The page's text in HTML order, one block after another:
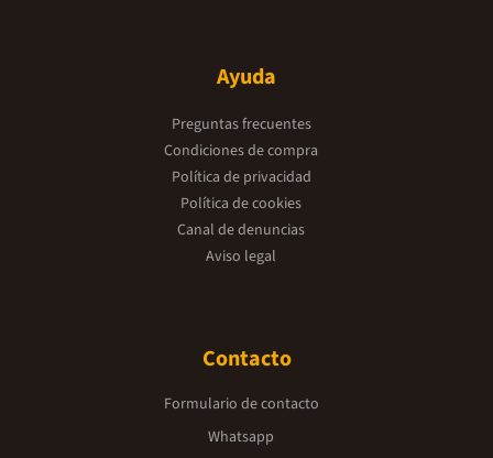
Ayuda
Preguntas frecuentes
Condiciones de compra
Política de privacidad
Política de cookies
Canal de denuncias
Aviso legal
Contacto
Formulario de contacto
Whatsapp